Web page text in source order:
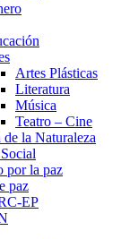
Artes Plásticas
Literatura
Música
Teatro – Cine
la Naturaleza
por la paz
paz
EP